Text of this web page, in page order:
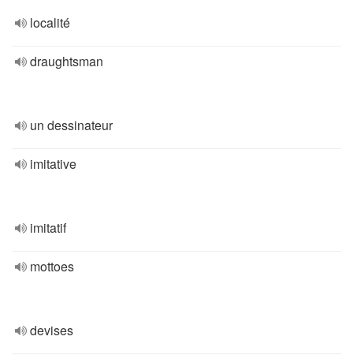
localité
draughtsman
un dessinateur
imitative
imitatif
mottoes
devises